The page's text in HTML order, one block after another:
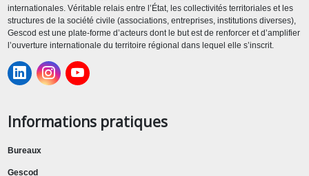
internationales. Véritable relais entre l’État, les collectivités territoriales et les
structures de la société civile (associations, entreprises, institutions diverses),
Gescod est une plate-forme d’acteurs dont le but est de renforcer et d’amplifier
l’ouverture internationale du territoire régional dans lequel elle s’inscrit.
Informations pratiques
Bureaux
Gescod